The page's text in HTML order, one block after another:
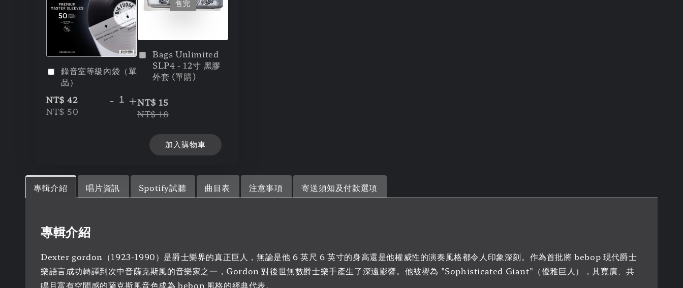
錄音室等級內袋（單
品）
NT$ 42
NT$ 50
- +
售完
Bags Unlimited
SLP4 - 12寸 黑膠
外套 (單購)
NT$ 15
NT$ 18
加入購物車
專輯介紹 唱片資訊 Spotify試聽 曲目表 注意事項 寄送須知及付款選項
專輯介紹
Dexter gordon（1923-1990）是爵士樂界的真正巨人，無論是他 6 英尺 6 英寸的身高還是他權威性的演奏風格都令人印象深刻。作為首批將 bebop 現代爵士
樂語言成功轉譯到次中音薩克斯風的音樂家之一，Gordon 對後世無數爵士樂手產生了深遠影響。他被譽為 "Sophisticated Giant"（優雅巨人），其寬廣、共
鳴且富有空間感的薩克斯風音色成為 bebop 風格的經典代表。